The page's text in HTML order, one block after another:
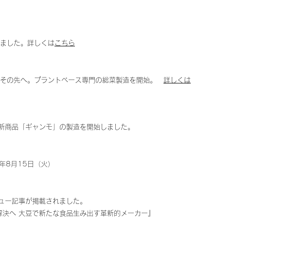
した。詳しくは こちら
の先へ。プラントベース専門の総菜製造を開始。 詳しくは
品「ギャンモ」の製造を開始しました。
8月15日（火）
ー記事が掲載されました。
へ 大豆で新たな食品生み出す革新的メーカー』